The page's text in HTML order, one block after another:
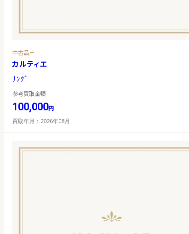
中古品－
カルティエ
ﾘﾝｸﾞ
参考買取金額
100,000円
買取年月：2026年08月